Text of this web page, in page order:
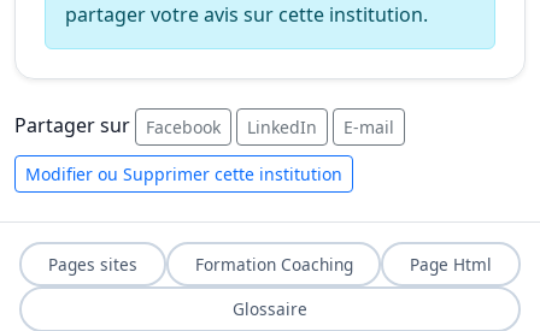
partager votre avis sur cette institution.
Partager sur Facebook LinkedIn E-mail
Modifier ou Supprimer cette institution
Pages sites Formation Coaching
Page Html
Glossaire